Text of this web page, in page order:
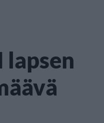
lapsen